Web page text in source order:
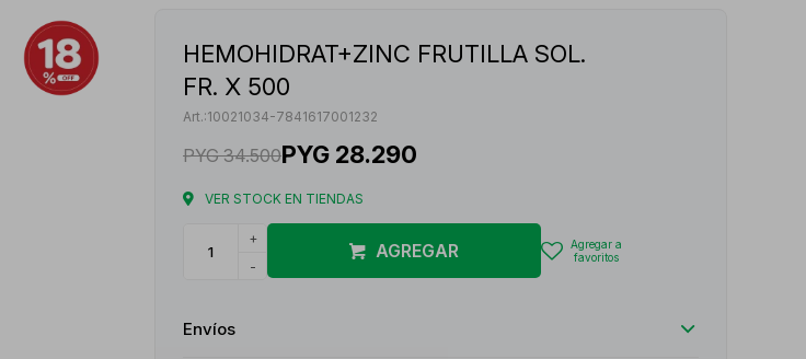
HEMOHIDRAT+ZINC FRUTILLA SOL.
FR. X 500
10021034-7841617001232
PYG 34.500PYG 28.290
VER STOCK EN TIENDAS
+
-
AGREGAR
Envíos